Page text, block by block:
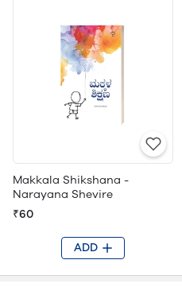
Makkala Shikshana -
Narayana Shevire
₹60
ADD